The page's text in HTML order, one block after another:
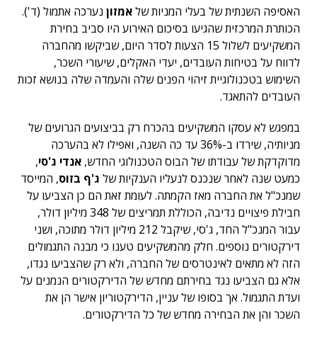
האסיפה השנתית של בעלי המניות שלאמזון נערכה אתמול (ד').
הכותרת המרכזית שהגיעו בסיכום האירוע היו סביב בחירת
המשקיעים לשלול 15 הצעות לסדר היום, שביקשו מהחברה
לדווח על בטיחות העובדים, יעדי האקלים, שיעורי השכר,
השימוש בטכנולוגיית זיהוי הפנים שלה והעמדה שלה בנושא זכות
העובדים להתאגד.
במפגש לא עסקו המשקיעים בהכרח רק בביצועים הגרועים של
מניותיה, שירדו ב-36% עד כה השנה, ואפילו לא בהערכה
מדוקדקת של עבודתו של הבוס הטכנולוגי החדש, אנדי ג'סי,
כמעט שנה לאחר שנכנס לנעליו הענקיות של ג'ף בזוס, המייסד
שמנכ"ל את החברה מאז הקמתה. לעומת זאת הם כן הצביעו על
חבילת פיצויים נדיבה, הכוללת תמריצים של 348 מיליון דולר,
עבור המנכ"ל החד, ג'סי, שיקבל 212 מיליון דולר מתוכה, ושני
דירקטורים נוספים. חלק מהמשקיעים טענו כי מבנה התגמולים
הזה לא מתאים לאינטרסים של החברה, ולא רק שהצביעו נגדו,
אלא גם הצביעו נגד בחירתם מחדש של הדירקטורים הנמנים על
ועדת התגמול. אך בסופו של עניין, הדירקטוריון אישר הן את
השכר והן את הבחירה מחדש של כל הדירקטורים.